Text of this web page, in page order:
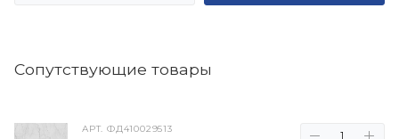
Cопутствующие товары
АРТ.ФД410029513